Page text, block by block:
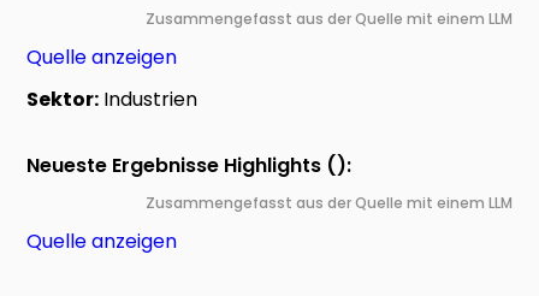
Zusammengefasst aus der Quelle mit einem LLM
Quelle anzeigen
Sektor: Industrien
Neueste Ergebnisse Highlights ():
Zusammengefasst aus der Quelle mit einem LLM
Quelle anzeigen